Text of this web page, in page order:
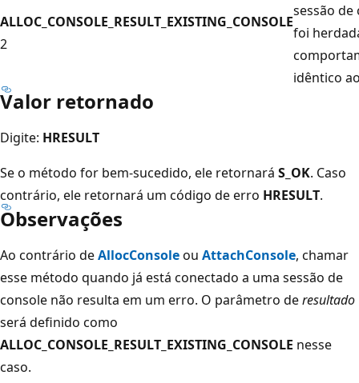
ALLOC_CONSOLE_RESULT_EXISTING_CONSOLE
2
sessão de
foi
idêntico
Valor retornado
Digite: HRESULT
Se o método for bem-sucedido, ele retornará S_OK. Caso
contrário, ele retornará um código de erro HRESULT.
Observações
Ao contrário deAllocConsoleou AttachConsole, chamar
esse método quando já está conectado a uma sessão de
console não resulta em um erro. O parâmetro deresultado
será definido como
ALLOC_CONSOLE_RESULT_EXISTING_CONSOLE nesse
caso.